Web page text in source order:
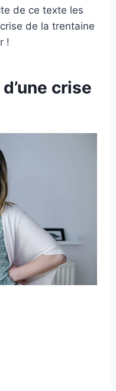
de ce texte les
de la trentaine
!
crise